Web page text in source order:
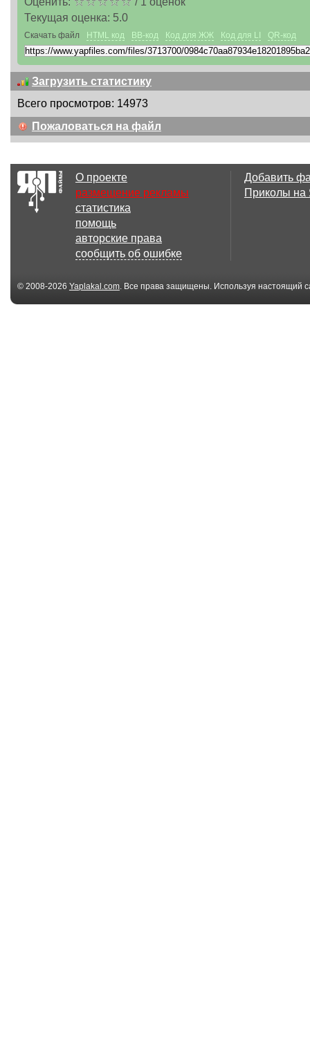
Текущая оценка: 5.0
Скачать файл HTML код BB-код Код для ЖЖ Код для LI QR-код
Загрузить статистику
Всего просмотров: 14973
Пожаловаться на файл
О проекте
размещение рекламы
статистика
помощь
авторские права
сообщить об ошибке
Добавить
Приколы
© 2008-2026 Yaplakal.com. Все права защищены. Используя настоящий